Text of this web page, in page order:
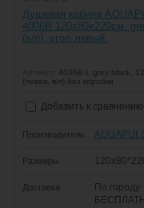
Душевая кабина
4006B 120х80х220см.
(в/п), угол левый.
4006B L grey black,
(левая, в/п) без коробки
Добавить к сравнению
Производитель
Размеры
Доставка
По городу